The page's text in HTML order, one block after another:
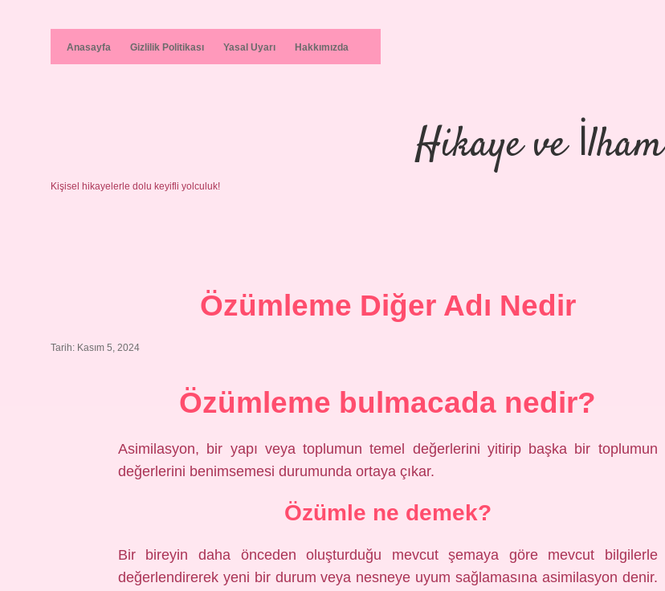
Anasayfa Gizlilik Politikası Yasal Uyarı Hakkımızda
Hikaye ve İlham
Kişisel hikayelerle dolu keyifli yolculuk!
Özümleme Diğer Adı Nedir
Tarih: Kasım 5, 2024
Özümleme bulmacada nedir?
Asimilasyon, bir yapı veya toplumun temel değerlerini yitirip başka bir toplumun
değerlerini benimsemesi durumunda ortaya çıkar.
Özümle ne demek?
Bir bireyin daha önceden oluşturduğu mevcut şemaya göre mevcut bilgilerle
değerlendirerek yeni bir durum veya nesneye uyum sağlamasına asimilasyon denir.